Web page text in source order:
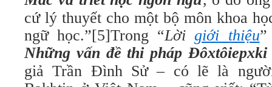
cứ lý thuyết cho một bộ môn khoa
ngữ học.”[5]Trong “Lời giới thiệu
Những vấn đề thi pháp Đôxtôiepxki
giả Trần Đình Sử – có lẽ là